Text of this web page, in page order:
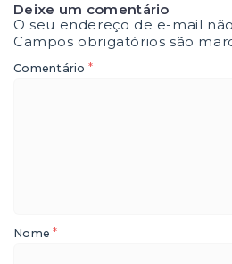
Deixe um comentário
O seu endereço de e-mail
Campos obrigatórios são
Comentário *
Nome*